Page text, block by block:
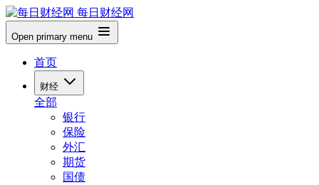
每日财经网
Open primary menu
首页
财经
全部
银行
保险
外汇
期货
国债